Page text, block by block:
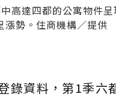
高達四都的公寓物件
漲勢。住商機構／提供
錄資料，第1季